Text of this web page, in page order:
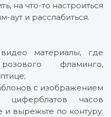
на что-то настроиться
аут и расслабиться.
материалы, где
фламинго,
с изображением
часов
вырежьте по контуру.